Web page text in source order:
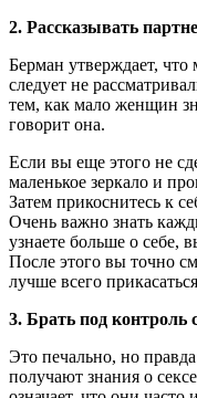
2. Рассказывать
Берман утверждает,
следует не
тем, как мало женщин
говорит она.
Если вы еще этого не
маленькое зеркало и
Затем прикоснитесь к
Очень важно знать
узнаете больше о себе,
После этого вы точно
лучше всего
3. Брать под контроль
Это печально, но
получают знания о